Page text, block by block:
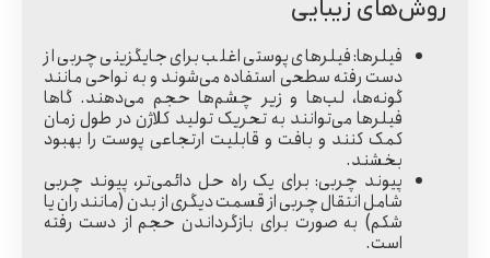
روش‌های زیبایی
فیلرها:فیلرهای پوستی اغلب برای جایگزینی چربی از
دست رفته سطحی استفاده می‌شوند و به نواحی مانند
گونه‌ها، لب‌ها و زیر چشم‌ها حجم می‌دهند. گاها
فیلرها می‌توانند به تحریک تولید کلاژن در طول زمان
کمک کنند و بافت و قابلیت ارتجاعی پوست را بهبود
بخشند.
پیوند چربی:برای یک راه حل دائمی‌تر، پیوند چربی
شامل انتقال چربی از قسمت دیگری از بدن (مانند ران یا
شکم) به صورت برای بازگرداندن حجم از دست رفته
است.